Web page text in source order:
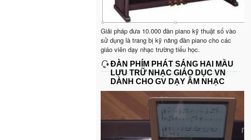
Giải pháp đưa 10.000 đàn piano kỹ thuật số vào
sử dụng là trang bị kỹ năng đàn piano cho các
giáo viên dạy nhạc trường tiểu học.
ĐÀN PHÍM PHÁT SÁNG HAI MẦU
LƯU TRỮ NHẠC GIÁO DỤC VN
DÀNH CHO GV DẠY ÂM NHẠC